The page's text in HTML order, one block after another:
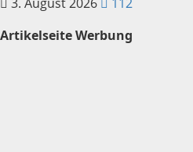
Artikelseite Werbung